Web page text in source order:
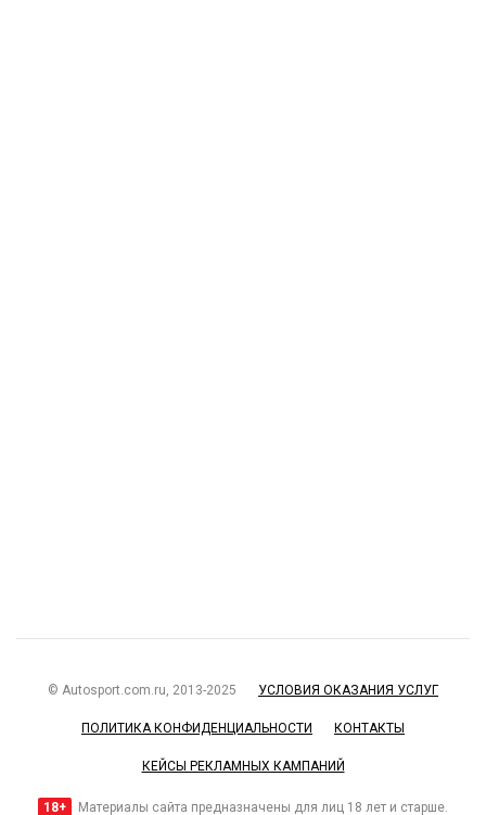
© Autosport.com.ru, 2013-2025 УСЛОВИЯ ОКАЗАНИЯ УСЛУГ
ПОЛИТИКА КОНФИДЕНЦИАЛЬНОСТИ КОНТАКТЫ
КЕЙСЫ РЕКЛАМНЫХ КАМПАНИЙ
18+ Материалы сайта предназначены для лиц 18 лет и старше.